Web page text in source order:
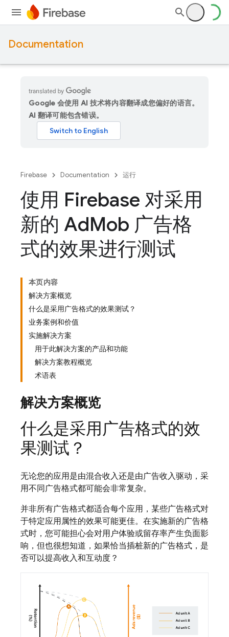
Documentation
Google 会使用 AI 技术将内容翻译成您偏好的语言。
AI 翻译可能包含错误。
Firebase Documentation 运行
使用 Firebase 对采用
新的 AdMob 广告格
式的效果进行测试
本页内容
解决方案概览
什么是采用广告格式的效果测试？
业务案例和价值
实施解决方案
用于此解决方案的产品和功能
解决方案教程概览
术语表
解决方案概览
什么是采用广告格式的效
果测试？
无论您的应用是由混合收入还是由广告收入驱动，采
用不同广告格式都可能会非常复杂。
并非所有广告格式都适合每个应用，某些广告格式对
于特定应用属性的效果可能更佳。在实施新的广告格
式时，您可能担心会对用户体验或留存率产生负面影
响，但也很想知道，如果恰当插桩新的广告格式，是
否可以提高收入和互动度？